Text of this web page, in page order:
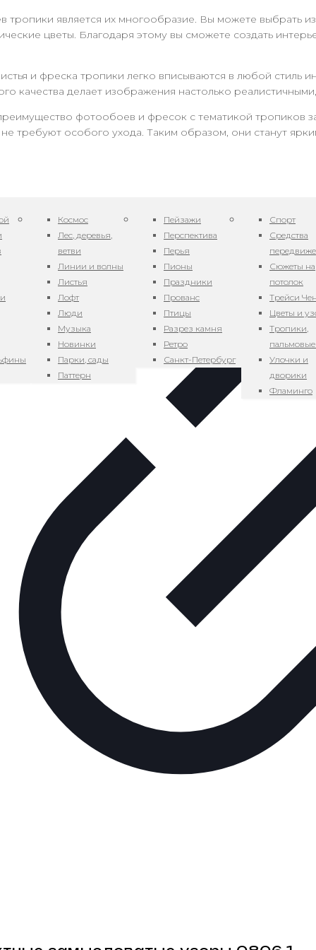
Космос
Лес, деревья,
ветви
Линии и волны
Листья
Лофт
Люди
Музыка
Новинки
Парки, сады
Паттерн
Пейзажи
Перспектива
Перья
Пионы
Праздники
Прованс
Птицы
Разрез камня
Ретро
Санкт-Петербург
Спорт
Средства
Сюжеты на
потолок
Трейси
Цветы и
Тропики,
Улочки и
дворики
Фламинго
тропики является их многообразие. Вы можете
цветы. Благодаря этому вы сможете создать
и фреска тропики легко вписываются в любой стиль
качества делает изображения настолько
фотообоев и фресок с тематикой тропиков
требуют особого ухода. Таким образом, они станут